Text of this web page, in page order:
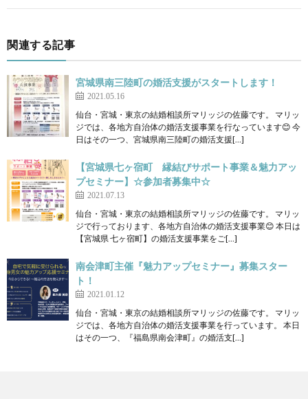
関連する記事
宮城県南三陸町の婚活支援がスタートします！
2021.05.16
仙台・宮城・東京の結婚相談所マリッジの佐藤です。 マリッ
ジでは、各地方自治体の婚活支援事業を行なっています😊 今
日はその一つ、宮城県南三陸町の婚活支援[…]
【宮城県七ヶ宿町 縁結びサポート事業＆魅力アッ
プセミナー】☆参加者募集中☆
2021.07.13
仙台・宮城・東京の結婚相談所マリッジの佐藤です。 マリッ
ジで行っております、各地方自治体の婚活支援事業😊 本日は
【宮城県 七ヶ宿町】の婚活支援事業をご[…]
南会津町主催『魅力アップセミナー』募集スター
ト！
2021.01.12
仙台・宮城・東京の結婚相談所マリッジの佐藤です。 マリッ
ジでは、各地方自治体の婚活支援事業を行っています。 本日
はその一つ、『福島県南会津町』の婚活支[…]